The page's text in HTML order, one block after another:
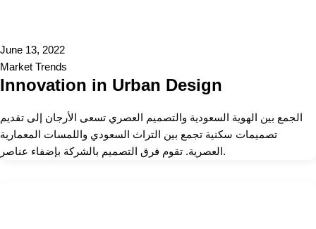
June 13, 2022
Market Trends
Innovation in Urban Design
الجمع بين الهوية السعودية والتصميم العصري تسعى الأرجان إلى تقديم
تصميمات سكنية تجمع بين التراث السعودي واللمسات المعمارية
العصرية. تقوم فرق التصميم بالشركة بإضفاء عناصر.